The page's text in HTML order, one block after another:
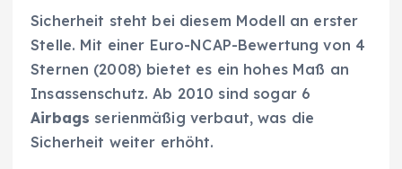
Sicherheit steht bei diesem Modell an erster
Stelle. Mit einer Euro-NCAP-Bewertung von 4
Sternen (2008) bietet es ein hohes Maß an
Insassenschutz. Ab 2010 sind sogar 6
Airbags serienmäßig verbaut, was die
Sicherheit weiter erhöht.